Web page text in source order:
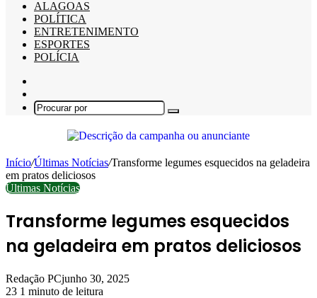
ALAGOAS
POLÍTICA
ENTRETENIMENTO
ESPORTES
POLÍCIA
skin
Procurar
Início/Últimas Notícias/Transforme legumes esquecidos na geladeira
em pratos deliciosos
Últimas Notícias
Transforme legumes esquecidos
na geladeira em pratos deliciosos
Redação PCjunho 30, 2025
23 1 minuto de leitura